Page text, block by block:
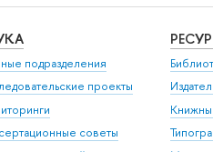
подразделения
проекты
советы